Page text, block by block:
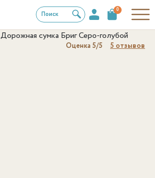
Поиск
0
Дорожная сумка Бриг Серо-голубой
Оценка 5/5 5отзывов